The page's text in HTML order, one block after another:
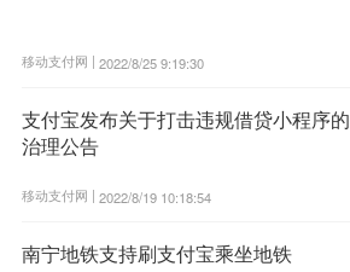
移动支付网 | 2022/8/25 9:19:30
支付宝发布关于打击违规借贷小程序的
治理公告
移动支付网 | 2022/8/19 10:18:54
南宁地铁支持刷支付宝乘坐地铁